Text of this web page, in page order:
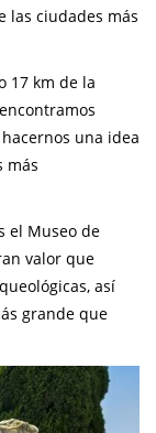
las ciudades más
17 km de la
una idea
más
el Museo de
valor que
así
grande que